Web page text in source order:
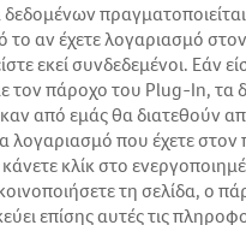
πραγματοποιείται
το αν έχετε λογαριασμό
εκεί συνδεδεμένοι. Εάν
τον πάροχο του Plug-In, τα
από εμάς θα διατεθούν
λογαριασμό που έχετε στον
κλίκ στο
τη σελίδα, ο
επίσης αυτές τις